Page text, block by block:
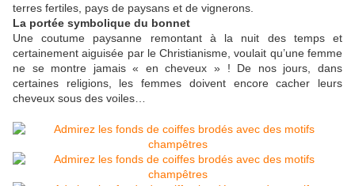
terres fertiles, pays de paysans et de vignerons.
La portée symbolique du bonnet
Une coutume paysanne remontant à la nuit des temps et
certainement aiguisée par le Christianisme, voulait qu’une femme
ne se montre jamais « en cheveux » ! De nos jours, dans
certaines religions, les femmes doivent encore cacher leurs
cheveux sous des voiles…